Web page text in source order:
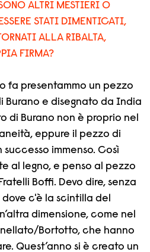
ALTRI MESTIERI O
STATI DIMENTICATI,
ALLA RIBALTA,
FIRMA?
fa presentammo un pezzo
Burano e disegnato da India
di Burano non è proprio nel
eppure il pezzo di
immenso. Così
al legno, e penso al pezzo
Boffi. Devo dire, senza
c'è la scintilla del
dimensione, come nel
Bortotto, che hanno
Quest’anno si è creato un